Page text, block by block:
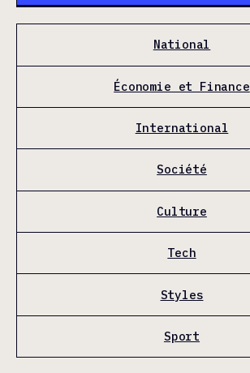
National
Économie et Finance
International
Société
Culture
Tech
Styles
Sport